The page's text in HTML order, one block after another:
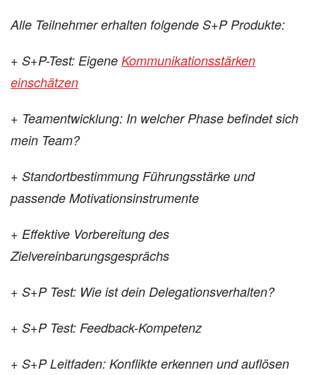
Alle Teilnehmer erhalten folgende S+P Produkte:
+ S+P-Test: Eigene Kommunikationsstärken
einschätzen
+ Teamentwicklung: In welcher Phase befindet sich
mein Team?
+ Standortbestimmung Führungsstärke und
passende Motivationsinstrumente
+ Effektive Vorbereitung des
Zielvereinbarungsgesprächs
+ S+P Test: Wie ist dein Delegationsverhalten?
+ S+P Test: Feedback-Kompetenz
+ S+P Leitfaden: Konflikte erkennen und auflösen